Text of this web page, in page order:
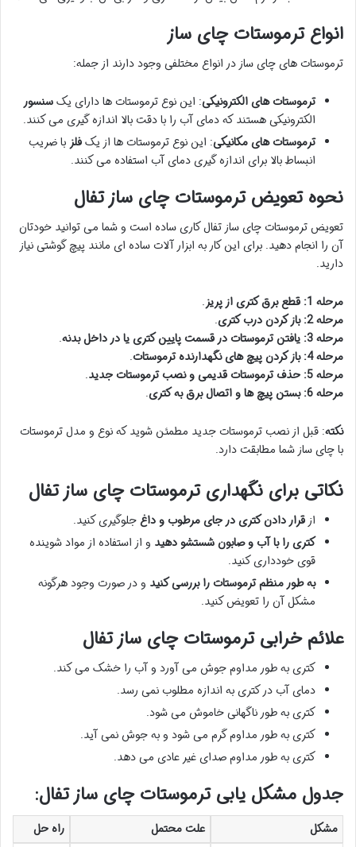
انواع ترموستات چای ساز
ترموستات های چای ساز در انواع مختلفی وجود دارند از جمله:
ترموستات های الکترونیکی: این نوع ترموستات ها دارای یکسنسور
الکترونیکی هستند که دمای آب را با دقت بالا اندازه گیری می کنند.
ترموستات های مکانیکی: این نوع ترموستات ها از یکفلز با ضریب
انبساط بالا برای اندازه گیری دمای آب استفاده می کنند.
نحوه تعویض ترموستات چای ساز تفال
تعویض ترموستات چای ساز تفال کاری ساده است و شما می توانید خودتان
آن را انجام دهید. برای این کار به ابزار آلات ساده ای مانند پیچ گوشتی نیاز
دارید.
مرحله 1: قطع برق کتری از پریز
.
مرحله 2: باز کردن درب کتری
.
مرحله 3: یافتن ترموستات در قسمت پایین کتری یا در داخل بدنه
.
مرحله 4: باز کردن پیچ های نگهدارنده ترموستات
.
مرحله 5: حذف ترموستات قدیمی و نصب ترموستات جدید
.
مرحله 6: بستن پیچ ها و اتصال برق به کتری
.
نکته: قبل از نصب ترموستات جدید مطمئن شوید که نوع و مدل ترموستات
با چای ساز شما مطابقت دارد.
نکاتی برای نگهداری ترموستات چای ساز تفال
از قرار دادن کتری در جای مرطوب و داغجلوگیری کنید.
کتری را با آب و صابون شستشو دهید و از استفاده از مواد شوینده
قوی خودداری کنید.
به طور منظم ترموستات را بررسی کنید و در صورت وجود هرگونه
مشکل آن را تعویض کنید.
علائم خرابی ترموستات چای ساز تفال
کتری به طور مداوم جوش می آورد و آب را خشک می کند.
دمای آب در کتری به اندازه مطلوب نمی رسد.
کتری به طور ناگهانی خاموش می شود.
کتری به طور مداوم گرم می شود و به جوش نمی آید.
کتری به طور مداوم صدای غیر عادی می دهد.
جدول مشکل یابی ترموستات چای ساز تفال:
مشکل علت محتمل
راه حل